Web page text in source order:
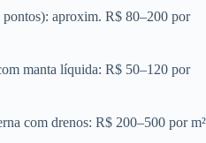
pontos): aproxim. R$ 80–200 por
manta líquida: R$ 50–120 por
com drenos: R$ 200–500 por m²